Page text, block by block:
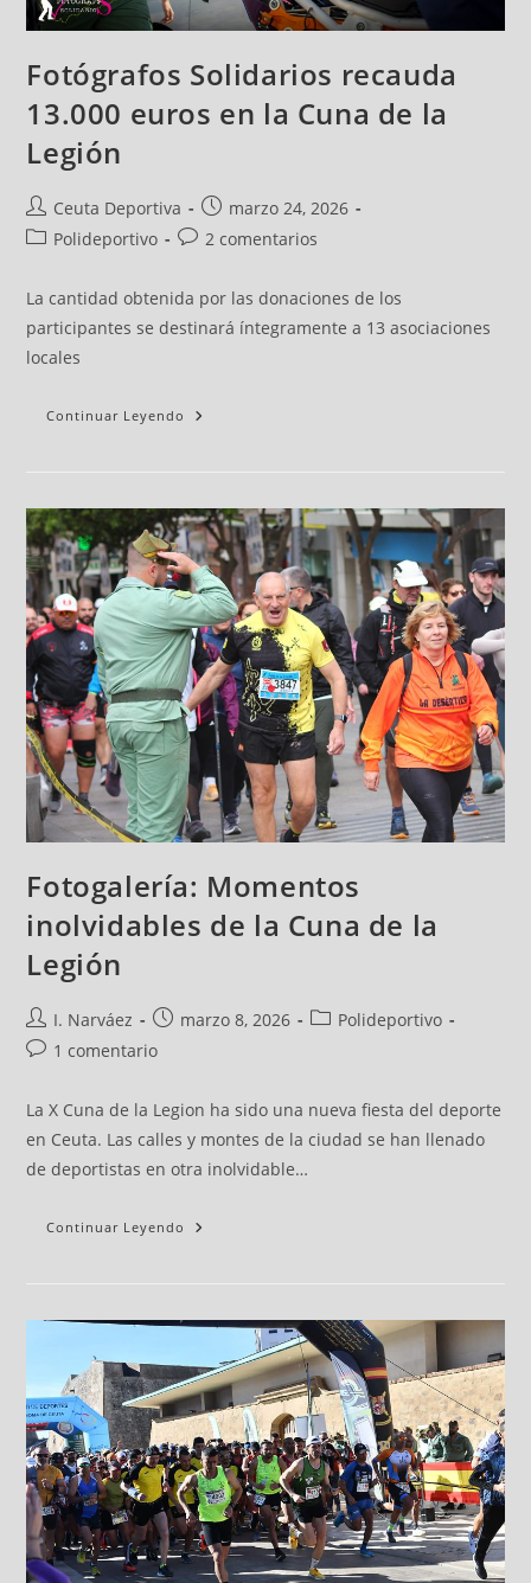
Fotógrafos Solidarios recauda
13.000 euros en la Cuna de la
Legión
Ceuta Deportiva
marzo 24, 2026
Polideportivo
2 comentarios
La cantidad obtenida por las donaciones de los
participantes se destinará íntegramente a 13 asociaciones
locales
Continuar Leyendo
Fotogalería: Momentos
inolvidables de la Cuna de la
Legión
I. Narváez marzo 8, 2026
Polideportivo
1 comentario
La X Cuna de la Legion ha sido una nueva fiesta del deporte
en Ceuta. Las calles y montes de la ciudad se han llenado
de deportistas en otra inolvidable…
Continuar Leyendo